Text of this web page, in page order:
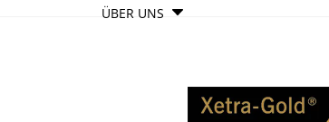
ÜBER UNS